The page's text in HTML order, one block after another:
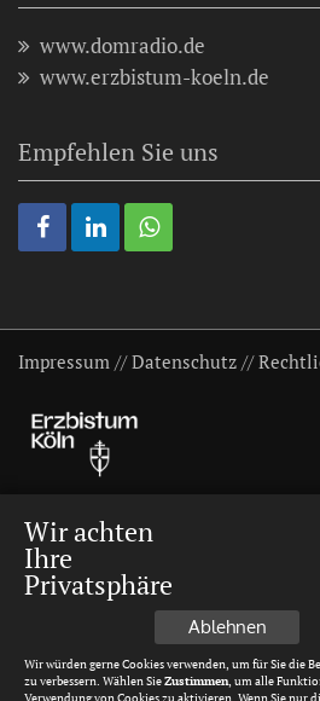
www.domradio.de
www.erzbistum-koeln.de
Empfehlen Sie uns
Impressum //Datenschutz //
Wir achten
Ihre
Privatsphäre
Ablehnen
Wir würden gerne Cookies verwenden, um für Sie die
zu verbessern. Wählen SieZustimmen, um alle